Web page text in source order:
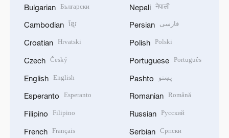
Bulgarian Български
Cambodian ខ្មែរ
Croatian Hrvatski
Czech Český
English English
Esperanto Esperanto
Filipino Filipino
French Français
Nepali नेपाली
Persian فارسی
Polish Polski
Portuguese Português
Pashto پښتو
Romanian Română
Russian Русский
Serbian Српски